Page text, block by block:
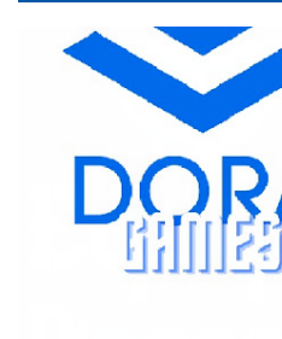
Lives de Gameplay no Facebook